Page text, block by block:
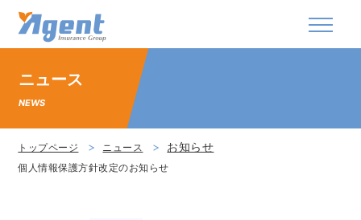
株式会社エージェント・インシュアランス・グ
ニュース
NEWS
トップページ ニュース お知らせ
個人情報保護方針改定のお知らせ